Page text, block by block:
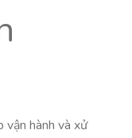
vận hành và xử